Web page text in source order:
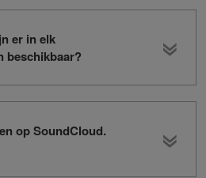
er in elk
beschikbaar?
op SoundCloud.